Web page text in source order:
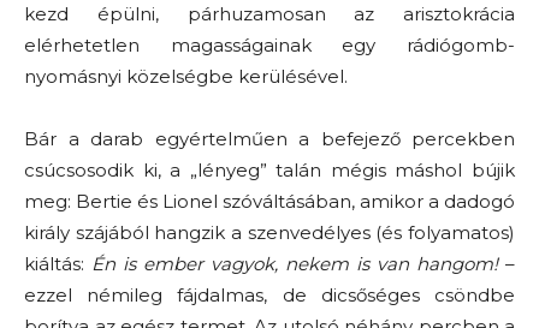
kezd épülni, párhuzamosan az arisztokrácia
elérhetetlen magasságainak egy rádiógomb-
nyomásnyi közelségbe kerülésével.
Bár a darab egyértelműen a befejező percekben
csúcsosodik ki, a „lényeg” talán mégis máshol bújik
meg: Bertie és Lionel szóváltásában, amikor a dadogó
király szájából hangzik a szenvedélyes (és folyamatos)
kiáltás: Én is ember vagyok, nekem is van hangom!–
ezzel némileg fájdalmas, de dicsőséges csöndbe